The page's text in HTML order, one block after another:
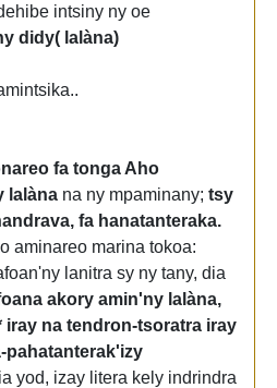
intsiny ny oe
didy( lalàna)
fa tonga Aho
lalàna na ny mpaminany; tsy
fa hanatanteraka.
aminareo marina tokoa:
lanitra sy ny tany, dia
akory amin'ny lalàna,
iray na tendron-tsoratra iray
pahatanterak'izy
yod, izay litera kely indrindra